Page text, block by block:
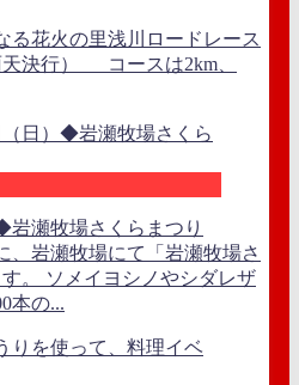
る花火の里浅川ロードレース
天決行） コースは2km、
岩瀬牧場さくらまつり
、岩瀬牧場にて「岩瀬牧場さ
。 ソメイヨシノやシダレザ
本の...